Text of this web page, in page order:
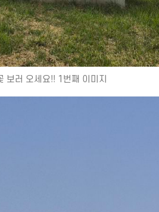
보러 오세요!! 1번째 이미지